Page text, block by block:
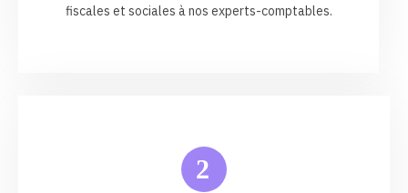
fiscales et sociales à nos experts-comptables.
2